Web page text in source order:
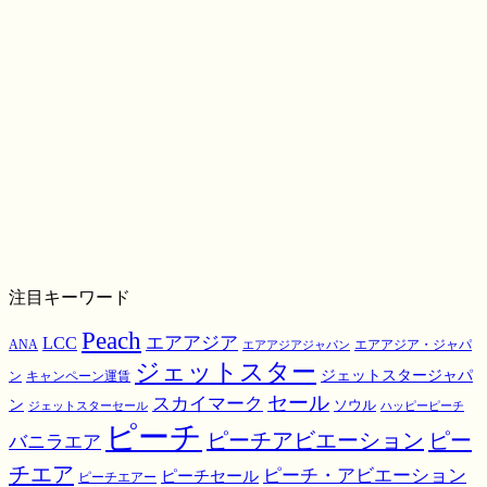
注目キーワード
ANA LCC Peach エアアジア エアアジアジャパン エアアジア・ジャパ
ン キャンペーン運賃 ジェットスター ジェットスタージャパ
ン ジェットスターセール スカイマーク セール ソウル ハッピーピーチ
バニラエア ピーチ ピーチアビエーション ピー
チエア ピーチエアー ピーチセール ピーチ・アビエーション